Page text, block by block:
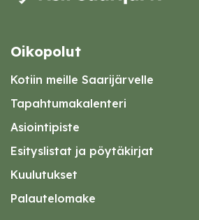
Oikopolut
Kotiin meille Saarijärvelle
Tapahtumakalenteri
Asiointipiste
Esityslistat ja pöytäkirjat
Kuulutukset
Palautelomake